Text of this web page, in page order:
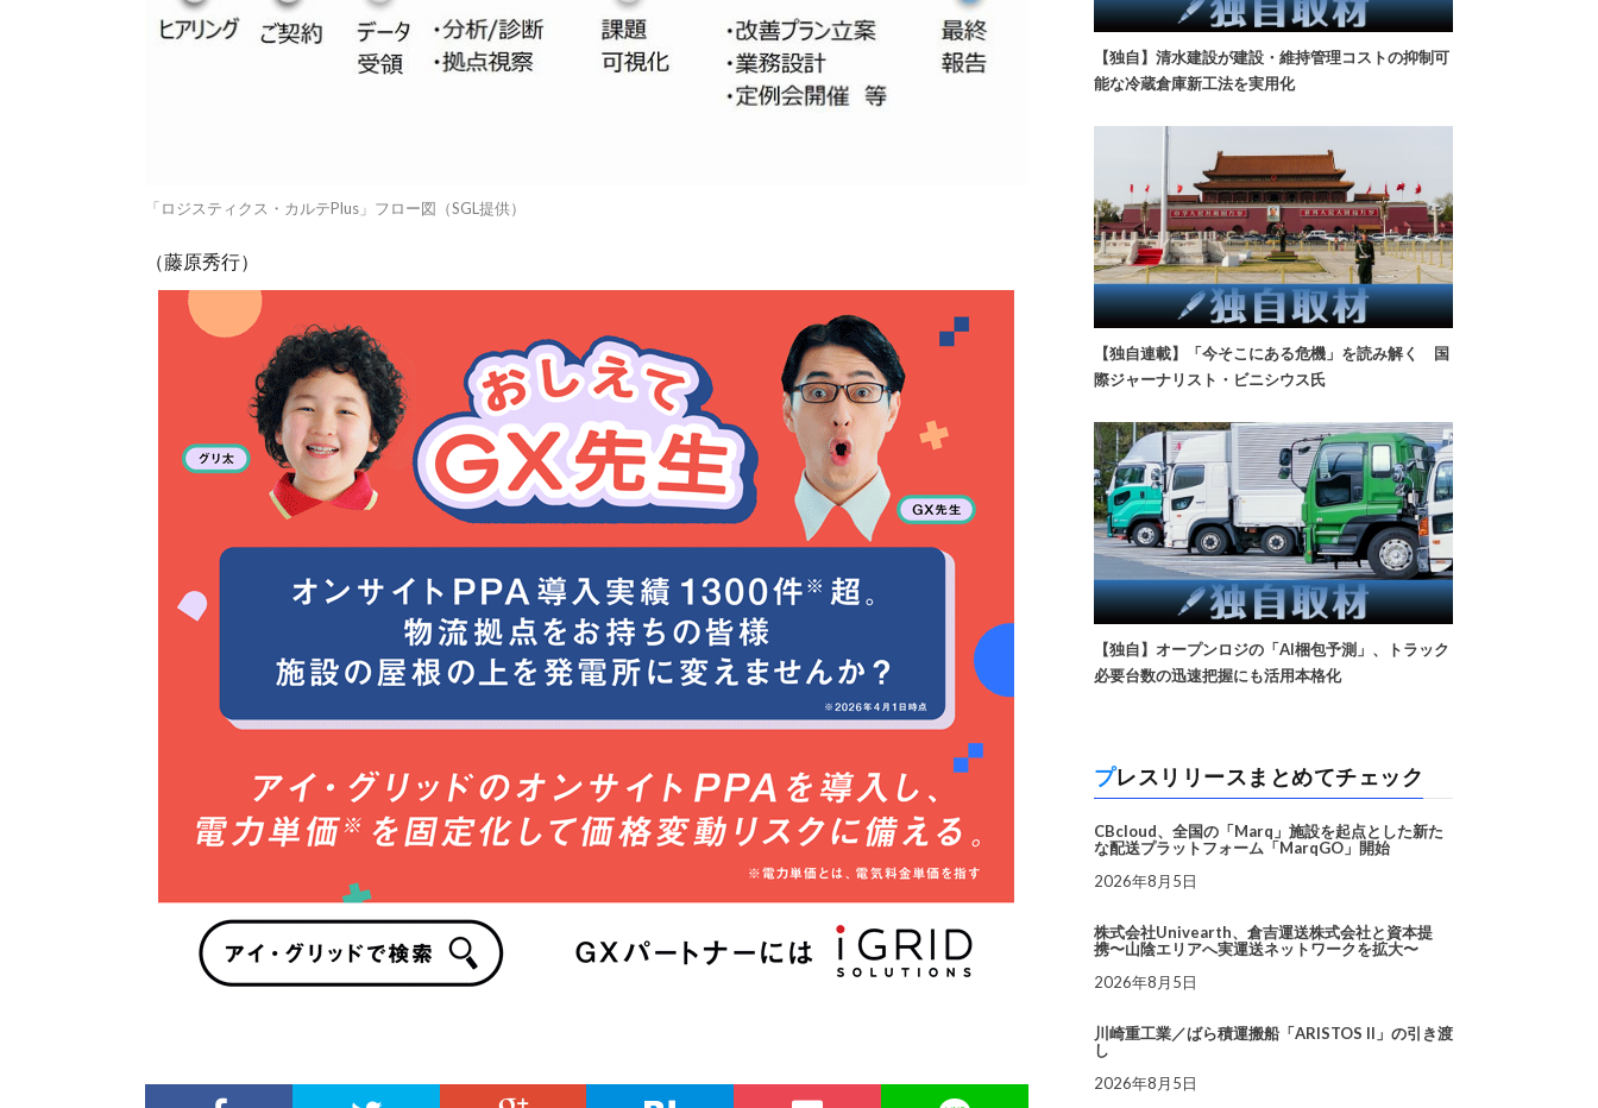
「ロジスティクス・カルテPlus」フロー図（SGL提供）
（藤原秀行）
【独自】清水建設が建設・維持管理コストの抑制可
能な冷蔵倉庫新工法を実用化
【独自連載】「今そこにある危機」を読み解く 国
際ジャーナリスト・ビニシウス氏
【独自】オープンロジの「AI梱包予測」、トラック
必要台数の迅速把握にも活用本格化
プレスリリースまとめてチェック
CBcloud、全国の「Marq」施設を起点とした新た
な配送プラットフォーム「MarqGO」開始
2026年8月5日
株式会社Univearth、倉吉運送株式会社と資本提
携〜山陰エリアへ実運送ネットワークを拡大〜
2026年8月5日
川崎重工業／ばら積運搬船「ARISTOS II」の引き渡
し
2026年8月5日